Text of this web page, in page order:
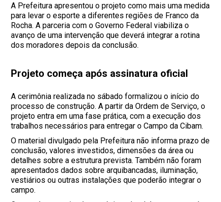
A Prefeitura apresentou o projeto como mais uma medida
para levar o esporte a diferentes regiões de Franco da
Rocha. A parceria com o Governo Federal viabiliza o
avanço de uma intervenção que deverá integrar a rotina
dos moradores depois da conclusão.
Projeto começa após assinatura oficial
A cerimônia realizada no sábado formalizou o início do
processo de construção. A partir da Ordem de Serviço, o
projeto entra em uma fase prática, com a execução dos
trabalhos necessários para entregar o Campo da Cibam.
O material divulgado pela Prefeitura não informa prazo de
conclusão, valores investidos, dimensões da área ou
detalhes sobre a estrutura prevista. Também não foram
apresentados dados sobre arquibancadas, iluminação,
vestiários ou outras instalações que poderão integrar o
campo.